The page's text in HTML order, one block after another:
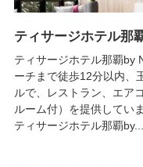
ティサージホテル那
ティサージホテル那覇by
ーチまで徒歩12分以内、
ルで、レストラン、エア
ルーム付）を提供してい
ティサージホテル那覇by...